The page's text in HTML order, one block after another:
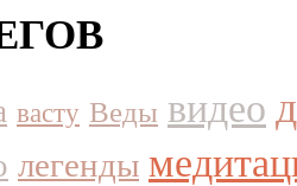
васту Веды видео
легенды